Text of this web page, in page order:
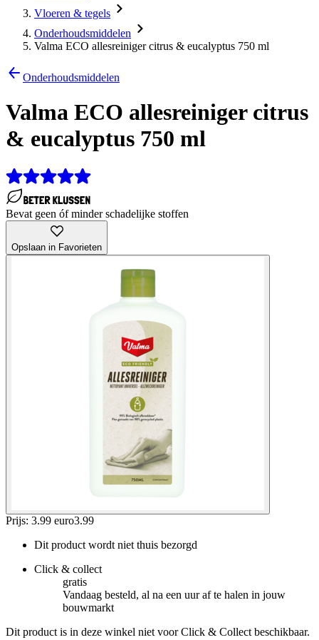
Vloeren & tegels
Onderhoudsmiddelen
Valma ECO allesreiniger citrus & eucalyptus 750 ml
Onderhoudsmiddelen
Valma ECO allesreiniger citrus
& eucalyptus 750 ml
Bevat geen óf minder schadelijke stoffen
Opslaan in Favorieten
Prijs: 3.99 euro3.99
Dit product wordt niet thuis bezorgd
Click & collect
gratis
Vandaag besteld, al na een uur af te halen in jouw
bouwmarkt
Dit product is in deze winkel niet voor Click & Collect beschikbaar.